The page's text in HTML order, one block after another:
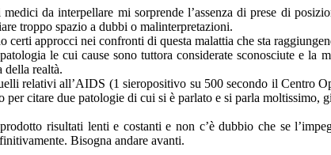
da interpellare mi sorprende l’assenza di prese di
troppo spazio a dubbi o malinterpretazioni.
approcci nei confronti di questa malattia che sta
le cui cause sono tuttora considerate sconosciute e la
della realtà.
relativi all’AIDS (1 sieropositivo su 500 secondo il Centro
citare due patologie di cui si è parlato e si parla moltissimo,
risultati lenti e costanti e non c’è dubbio che se
Bisogna andare avanti.